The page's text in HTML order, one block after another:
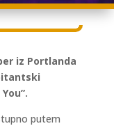
iz Portlanda
putem